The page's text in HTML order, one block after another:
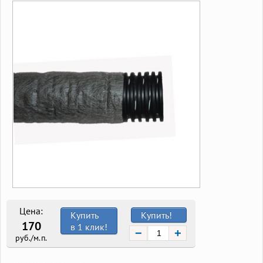
Цена:
170
руб./м.п.
Купить!
− +
Купить
в 1 клик!